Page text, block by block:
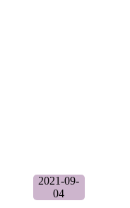
2021-09-
04